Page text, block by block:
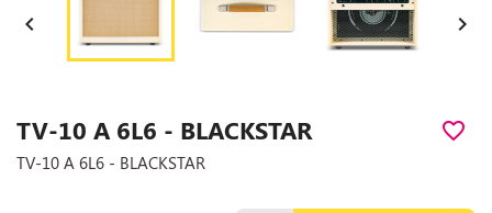
 
TV-10 A 6L6 - BLACKSTAR favorite_border
TV-10 A 6L6 - BLACKSTAR